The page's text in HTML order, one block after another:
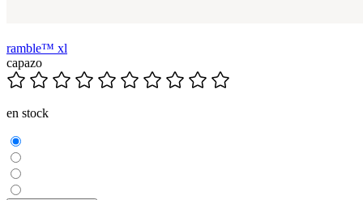
ramble™ xl
capazo
en stock